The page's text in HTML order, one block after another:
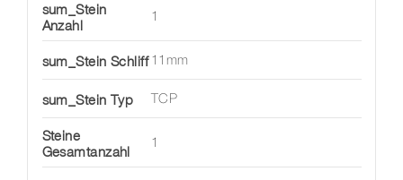
sum_Stein
Anzahl
1
sum_Stein Schliff 11mm
sum_Stein Typ TCP
Steine
Gesamtanzahl
1